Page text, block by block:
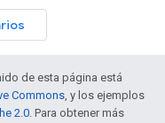
de esta página está
Commons, y los ejemplos
2.0. Para obtener más